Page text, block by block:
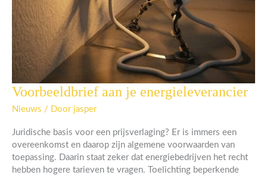
Voorbeeldbrief aan je energieleverancier
Nieuws / Door jasper
Juridische basis voor een prijsverlaging? Er is immers een
overeenkomst en daarop zijn algemene voorwaarden van
toepassing. Daarin staat zeker dat energiebedrijven het recht
hebben hogere tarieven te vragen. Toelichting beperkende
Voorbeeldbrief
je